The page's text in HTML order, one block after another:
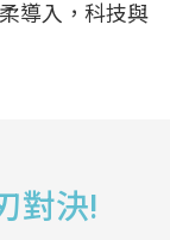
導入，科技與
對決!